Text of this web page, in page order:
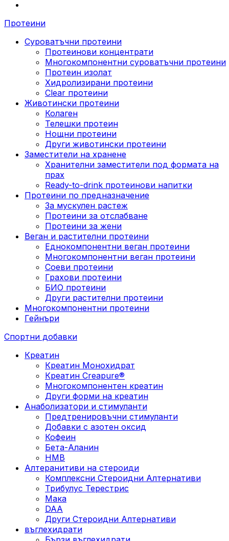
Протеини
Суроватъчни протеини
Протеинови концентрати
Многокомпонентни суроватъчни протеини
Протеин изолат
Хидролизирани протеини
Clear протеини
Животински протеини
Колаген
Телешки протеин
Нощни протеини
Други животински протеини
Заместители на хранене
Хранителни заместители под формата на
прах
Ready-to-drink протеинови напитки
Протеини по предназначение
За мускулен растеж
Протеини за отслабване
Протеини за жени
Веган и растителни протеини
Еднокомпонентни веган протеини
Многокомпонентни веган протеини
Соеви протеини
Грахови протеини
БИО протеини
Други растителни протеини
Многокомпонентни протеини
Гейнъри
Спортни добавки
Креатин
Креатин Монохидрат
Креатин Creapure®
Многокомпонентен креатин
Други форми на креатин
Анаболизатори и стимуланти
Предтренировъчни стимуланти
Добавки с азотен оксид
Кофеин
Бета-Аланин
HMB
Алтеранитиви на стероиди
Комплексни Стероидни Алтернативи
Трибулус Терестрис
Maка
DAA
Други Стероидни Алтернативи
въглехидрати